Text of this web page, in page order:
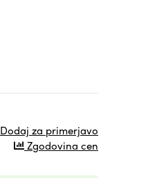
Dodaj za primerjavo
Zgodovina cen